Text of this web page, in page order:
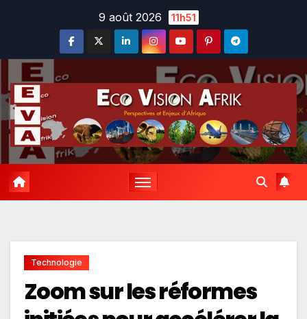
9 août 2026 11h51
Technologie
Zoom sur les réformes